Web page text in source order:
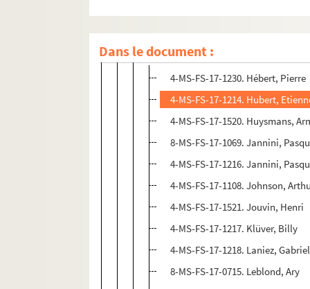
Dans le document :
H-M
4-MS-FS-17-1230. Hébert, Pierre
4-MS-FS-17-1214. Hubert,
4-MS-FS-17-1520. Huysmans,
8-MS-FS-17-1069. Jannini,
4-MS-FS-17-1216. Jannini,
4-MS-FS-17-1108. Johnson,
4-MS-FS-17-1521. Jouvin, Henri
4-MS-FS-17-1217. Klüver, Billy
4-MS-FS-17-1218. Laniez, Gabriel
8-MS-FS-17-0715. Leblond, Ary